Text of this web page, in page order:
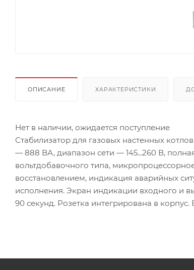
ОПИСАНИЕ ХАРАКТЕРИСТИКИ
Нет в наличии, ожидается поступление
Стабилизатор для газовых настенных
— 888 ВА, диапазон сети — 145...260 В,
вольтдобавочного типа,
восстановлением, индикация аварийных
исполнения. Экран индикации входного и
90 секунд. Розетка интегрирована в